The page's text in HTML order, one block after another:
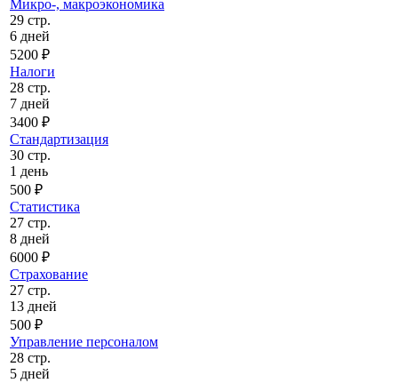
Микро-, макроэкономика
29 стр.
6 дней
5200 ₽
Налоги
28 стр.
7 дней
3400 ₽
Стандартизация
30 стр.
1 день
500 ₽
Статистика
27 стр.
8 дней
6000 ₽
Страхование
27 стр.
13 дней
500 ₽
Управление персоналом
28 стр.
5 дней